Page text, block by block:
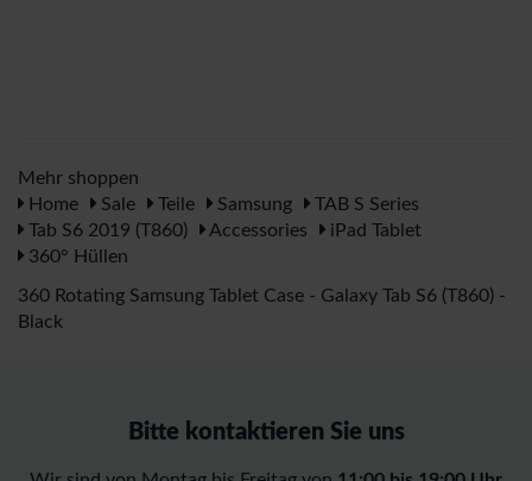
Mehr shoppen
Home
Sale Teile Samsung
TAB S Series
Tab S6 2019 (T860)
Accessories
iPad Tablet
360° Hüllen
360 Rotating Samsung Tablet Case - Galaxy Tab S6 (T860) -
Black
Bitte kontaktieren Sie uns